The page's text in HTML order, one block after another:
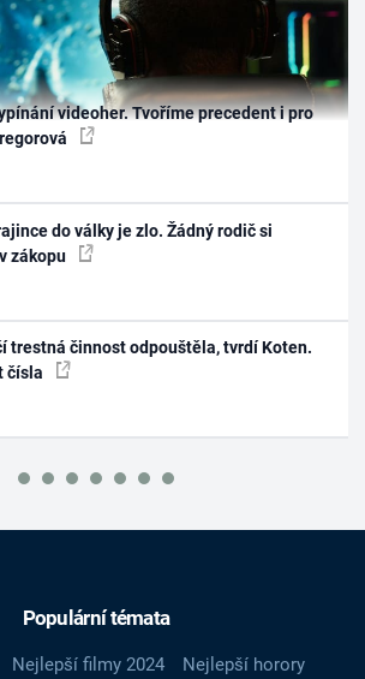
videoher. Tvoříme precedent i pro
do války je zlo. Žádný rodič si
zákopu
trestná činnost odpouštěla, tvrdí Koten.
čísla
Populární témata
Nejlepší filmy 2024
Nejlepší horory